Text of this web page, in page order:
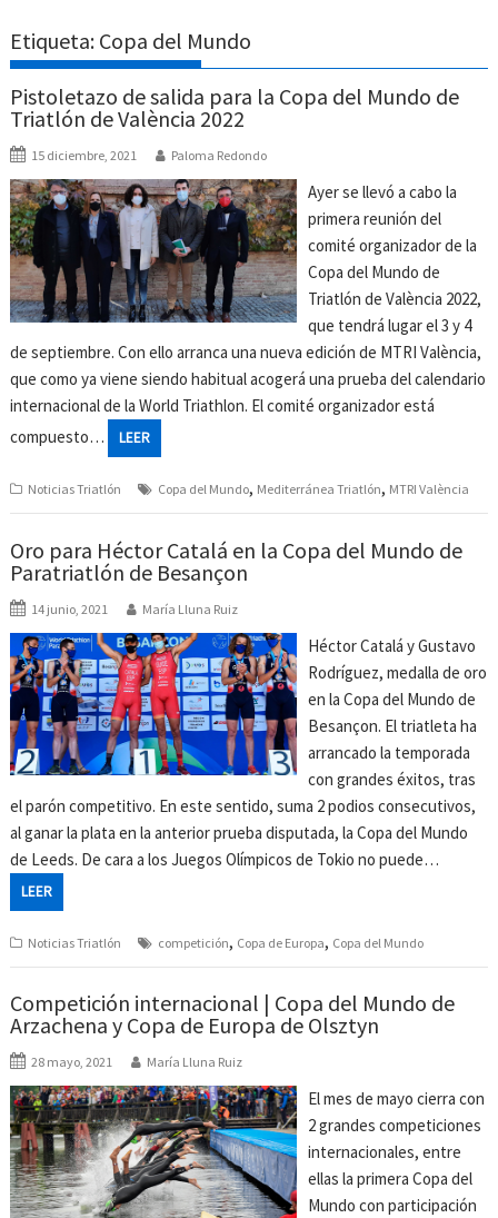
Etiqueta: Copa del Mundo
Pistoletazo de salida para la Copa del Mundo de
Triatlón de València 2022
15 diciembre, 2021 Paloma Redondo
Ayer se llevó a cabo la
primera reunión del
comité organizador de la
Copa del Mundo de
Triatlón de València 2022,
que tendrá lugar el 3 y 4
de septiembre. Con ello arranca una nueva edición de MTRI València,
que como ya viene siendo habitual acogerá una prueba del calendario
internacional de la World Triathlon. El comité organizador está
compuesto…
LEER
Noticias Triatlón Copa del Mundo, Mediterránea Triatlón, MTRI València
Oro para Héctor Catalá en la Copa del Mundo de
Paratriatlón de Besançon
14 junio, 2021 María Lluna Ruiz
Héctor Catalá y Gustavo
Rodríguez, medalla de oro
en la Copa del Mundo de
Besançon. El triatleta ha
arrancado la temporada
con grandes éxitos, tras
el parón competitivo. En este sentido, suma 2 podios consecutivos,
al ganar la plata en la anterior prueba disputada, la Copa del Mundo
de Leeds. De cara a los Juegos Olímpicos de Tokio no puede…
LEER
Noticias Triatlón competición, Copa de Europa, Copa del Mundo
Competición internacional | Copa del Mundo de
Arzachena y Copa de Europa de Olsztyn
28 mayo, 2021 María Lluna Ruiz
El mes de mayo cierra con
2 grandes competiciones
internacionales, entre
ellas la primera Copa del
Mundo con participación